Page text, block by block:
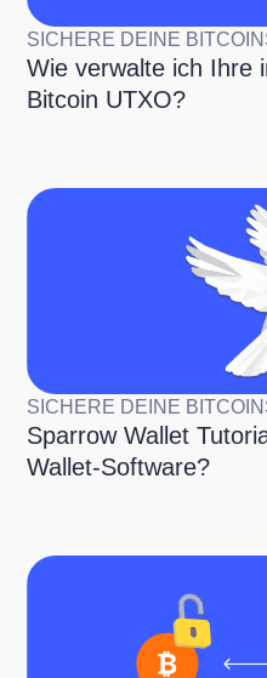
SICHERE DEINE
Wie verwalte ich Ihre
Bitcoin UTXO?
SICHERE DEINE
Sparrow Wallet
Wallet-Software?